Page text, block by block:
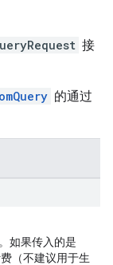
接
的通过
。如果传入的是
（不建议用于生